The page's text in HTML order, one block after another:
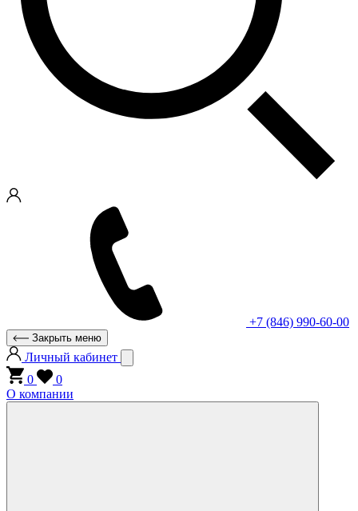
+7 (846) 990-60-00
Закрыть меню
Личный кабинет
0
0
О компании